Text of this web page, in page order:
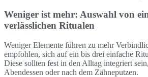
Weniger ist mehr: Auswahl von
verlässlichen Ritualen
Weniger Elemente führen zu mehr
empfohlen, sich auf ein bis drei einfache
Diese sollten fest in den Alltag integriert
Abendessen oder nach dem Zähneputzen.